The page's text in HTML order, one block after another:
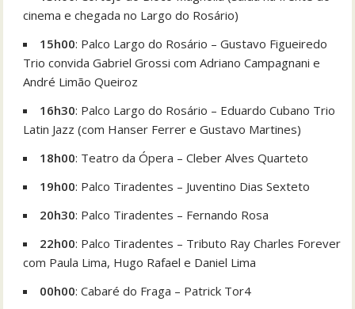
cinema e chegada no Largo do Rosário)
15h00: Palco Largo do Rosário – Gustavo Figueiredo
Trio convida Gabriel Grossi com Adriano Campagnani e
André Limão Queiroz
16h30: Palco Largo do Rosário – Eduardo Cubano Trio
Latin Jazz (com Hanser Ferrer e Gustavo Martines)
18h00: Teatro da Ópera – Cleber Alves Quarteto
19h00: Palco Tiradentes – Juventino Dias Sexteto
20h30: Palco Tiradentes – Fernando Rosa
22h00: Palco Tiradentes – Tributo Ray Charles Forever
com Paula Lima, Hugo Rafael e Daniel Lima
00h00: Cabaré do Fraga – Patrick Tor4